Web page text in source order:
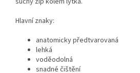
Hlavní znaky:
anatomicky předtvarovaná
lehká
voděodolná
snadné čištění